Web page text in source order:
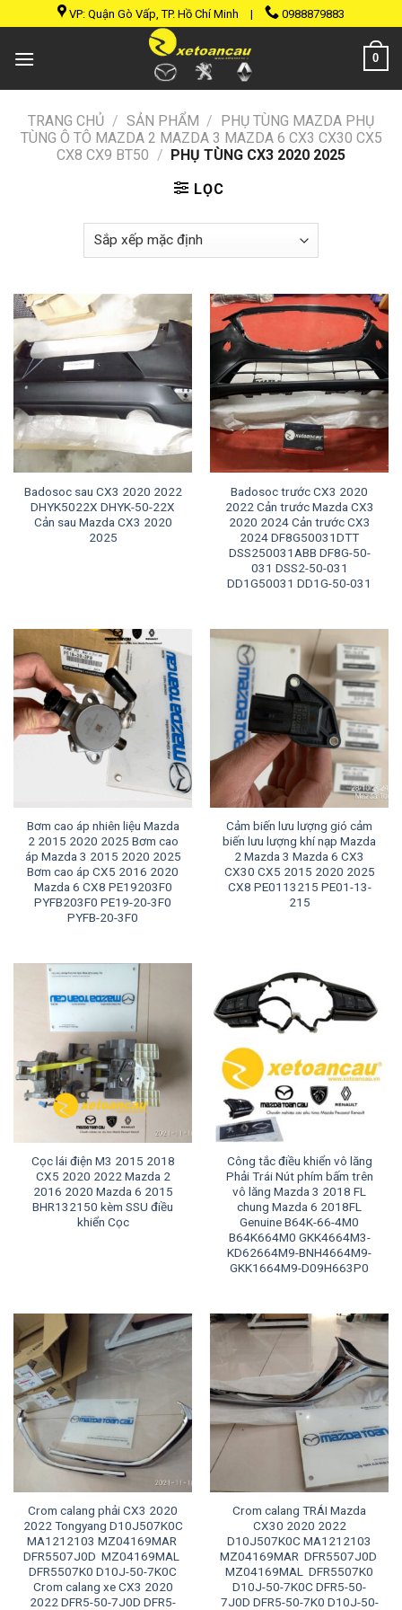
to
content
VP: Quận Gò Vấp, TP. Hồ Chí Minh | 0988879883
0
TRANG CHỦ / SẢN PHẨM / PHỤ TÙNG MAZDA PHỤ
TÙNG Ô TÔ MAZDA 2 MAZDA 3 MAZDA 6 CX3 CX30 CX5
CX8 CX9 BT50 / PHỤ TÙNG CX3 2020 2025
LỌC
Badosoc sau CX3 2020 2022
DHYK5022X DHYK-50-22X
Cản sau Mazda CX3 2020
2025
Badosoc trước CX3 2020
2022 Cản trước Mazda CX3
2020 2024 Cản trước CX3
2024 DF8G50031DTT
DSS250031ABB DF8G-50-
031 DSS2-50-031
DD1G50031 DD1G-50-031
Bơm cao áp nhiên liệu Mazda
2 2015 2020 2025 Bơm cao
áp Mazda 3 2015 2020 2025
Bơm cao áp CX5 2016 2020
Mazda 6 CX8 PE19203F0
PYFB203F0 PE19-20-3F0
PYFB-20-3F0
Cảm biến lưu lượng gió cảm
biến lưu lượng khí nạp Mazda
2 Mazda 3 Mazda 6 CX3
CX30 CX5 2015 2020 2025
CX8 PE0113215 PE01-13-
215
Cọc lái điện M3 2015 2018
CX5 2020 2022 Mazda 2
2016 2020 Mazda 6 2015
BHR132150 kèm SSU điều
khiển Cọc
Công tắc điều khiển vô lăng
Phải Trái Nút phím bấm trên
vô lăng Mazda 3 2018 FL
chung Mazda 6 2018FL
Genuine B64K-66-4M0
B64K664M0 GKK4664M3-
KD62664M9-BNH4664M9-
GKK1664M9-D09H663P0
Crom calang phải CX3 2020
2022 Tongyang D10J507K0C
MA1212103 MZ04169MAR
DFR5507J0D MZ04169MAL
DFR5507K0 D10J-50-7K0C
Crom calang xe CX3 2020
2022 DFR5-50-7J0D DFR5-
Crom calang TRÁI Mazda
CX30 2020 2022
D10J507K0C MA1212103
MZ04169MAR DFR5507J0D
MZ04169MAL DFR5507K0
D10J-50-7K0C DFR5-50-
7J0D DFR5-50-7K0 D10J-50-